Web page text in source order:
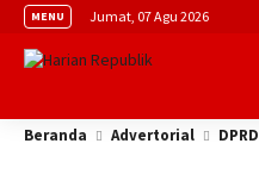
MENU Jumat, 07 Agu 2026
Beranda Advertorial